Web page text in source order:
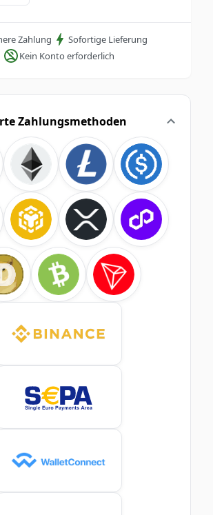
Zahlung
Sofortige Lieferung
Kein Konto erforderlich
Zahlungsmethoden